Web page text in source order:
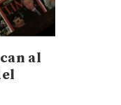
al